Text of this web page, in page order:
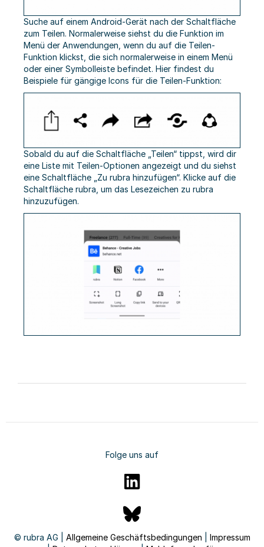
Suche auf einem Android-Gerät nach der Schaltfläche
zum Teilen. Normalerweise siehst du die Funktion im
Menü der Anwendungen, wenn du auf die Teilen-
Funktion klickst, die sich normalerweise in einem Menü
oder einer Symbolleiste befindet. Hier findest du
Beispiele für gängige Icons für die Teilen-Funktion:
Sobald du auf die Schaltfläche „Teilen“ tippst, wird dir
eine Liste mit Teilen-Optionen angezeigt und du siehst
eine Schaltfläche „Zu rubra hinzufügen“. Klicke auf die
Schaltfläche rubra, um das Lesezeichen zu rubra
hinzuzufügen.
Folge uns auf
© rubra AG | Allgemeine Geschäftsbedingungen
Impressum